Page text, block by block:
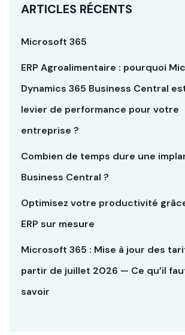
ARTICLES RÉCENTS
Microsoft 365
ERP Agroalimentaire : pourquoi
Dynamics 365 Business Central
levier de performance pour votre
entreprise ?
Combien de temps dure une
Business Central ?
Optimisez votre productivité
ERP sur mesure
Microsoft 365 : Mise à jour des
partir de juillet 2026 — Ce qu’il
savoir